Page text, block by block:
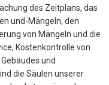
des Zeitplans, das
und-Mängeln, den
von Mängeln und die
Kostenkontrolle von
und
die Säulen unserer